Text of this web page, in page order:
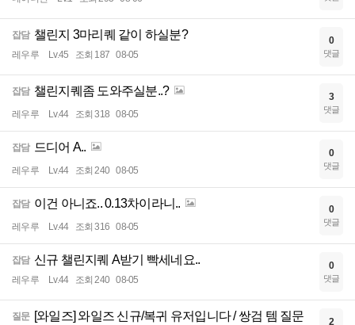
잡담 챌린지 3마리퀘 같이 하실분?
레우루 Lv.45 조회 187 08-05
0
댓글
잡담 챌린지퀘좀 도와주실분..?
레우루 Lv.44 조회 318 08-05
3
댓글
잡담 드디어 A..
레우루 Lv.44 조회 240 08-05
0
댓글
잡담 이건 아니죠.. 0.13차이라니..
레우루 Lv.44 조회 316 08-05
0
댓글
잡담 신규 챌린지퀘 A받기 빡세네요..
레우루 Lv.44 조회 240 08-05
0
댓글
질문 [와일즈] 와일즈 신규/복귀 유저입니다 / 쌍검 템 질문 2